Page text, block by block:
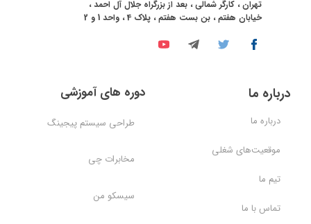
تهران ، کارگر شمالی ، بعد از بزرگراه جلال آل احمد ،
خیابان هفتم ، بن بست هفتم ، پلاک 4 ، واحد 1 و 2
درباره ما
موقعیت‌های شغلی
تیم ما
تماس با ما
درباره ما دوره های آموزشی
طراحی سیستم پیجینگ
مخابرات چی
سیسکو من